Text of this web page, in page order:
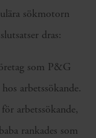
sökmotorn
dras:
som P&G
arbetssökande.
arbetssökande,
rankades som